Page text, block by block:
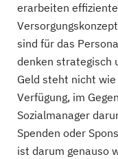
erarbeiten
sind für das
denken strategisch
Geld steht nicht
Verfügung, im
Sozialmanager
Spenden oder
ist darum genauso